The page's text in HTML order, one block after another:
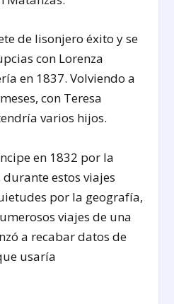
de lisonjero éxito y se
con Lorenza
en 1837. Volviendo a
con Teresa
varios hijos.
en 1832 por la
estos viajes
por la geografía,
viajes de una
a recabar datos de
usaría